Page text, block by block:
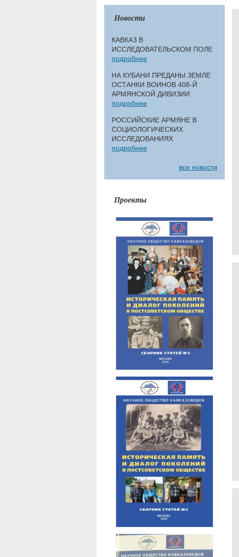
Новости
КАВКАЗ В
ИССЛЕДОВАТЕЛЬСКОМ ПОЛЕ
подробнее
НА КУБАНИ ПРЕДАНЫ ЗЕМЛЕ
ОСТАНКИ ВОИНОВ 408-Й
АРМЯНСКОЙ ДИВИЗИИ
подробнее
РОССИЙСКИЕ АРМЯНЕ В
СОЦИОЛОГИЧЕСКИХ
ИССЛЕДОВАНИЯХ
подробнее
все новости
Проекты